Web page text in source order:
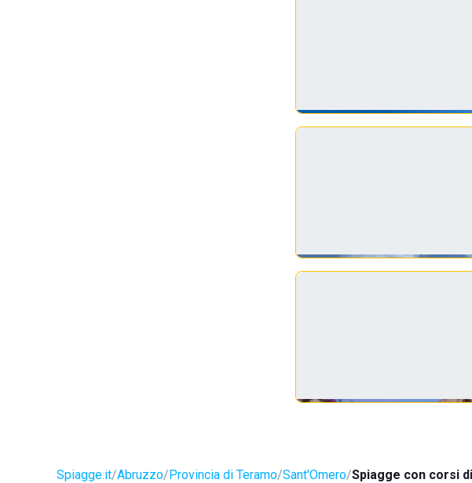
Spiagge.it Abruzzo Provincia di Teramo Sant'Omero Spiagge con corsi